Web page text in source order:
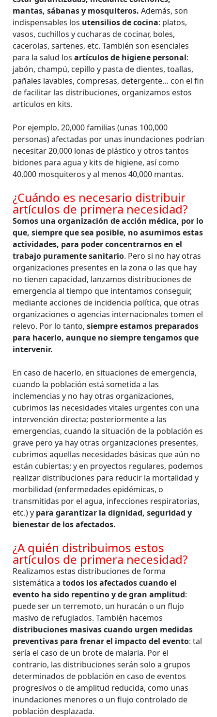
mantas, sábanas y mosquiteros. Además, son
indispensables los utensilios de cocina: platos,
vasos, cuchillos y cucharas de cocinar, boles,
cacerolas, sartenes, etc. También son esenciales
para la salud los artículos de higiene personal:
jabón, champú, cepillo y pasta de dientes, toallas,
pañales lavables, compresas, detergente… con el fin
de facilitar las distribuciones, organizamos estos
artículos en kits.
Por ejemplo, 20,000 familias (unas 100,000
personas) afectadas por unas inundaciones podrían
necesitar 20,000 lonas de plástico y otros tantos
bidones para agua y kits de higiene, así como
40.000 mosquiteros y al menos 40,000 mantas.
¿Cuándo es necesario distribuir
artículos de primera necesidad?
Somos una organización de acción médica, por lo
que, siempre que sea posible, no asumimos estas
actividades, para poder concentrarnos en el
trabajo puramente sanitario. Pero si no hay otras
organizaciones presentes en la zona o las que hay
no tienen capacidad, lanzamos distribuciones de
emergencia al tiempo que intentamos conseguir,
mediante acciones de incidencia política, que otras
organizaciones o agencias internacionales tomen el
relevo. Por lo tanto, siempre estamos preparados
para hacerlo, aunque no siempre tengamos que
intervenir.
En caso de hacerlo, en situaciones de emergencia,
cuando la población está sometida a las
inclemencias y no hay otras organizaciones,
cubrimos las necesidades vitales urgentes con una
intervención directa; posteriormente a las
emergencias, cuando la situación de la población es
grave pero ya hay otras organizaciones presentes,
cubrimos aquellas necesidades básicas que aún no
están cubiertas; y en proyectos regulares, podemos
realizar distribuciones para reducir la mortalidad y
morbilidad (enfermedades epidémicas, o
transmitidas por el agua, infecciones respiratorias,
etc.) y para garantizar la dignidad, seguridad y
bienestar de los afectados.
¿A quién distribuimos estos
artículos de primera necesidad?
Realizamos estas distribuciones de forma
sistemática a todos los afectados cuando el
evento ha sido repentino y de gran amplitud:
puede ser un terremoto, un huracán o un flujo
masivo de refugiados. También hacemos
distribuciones masivas cuando urgen medidas
preventivas para frenar el impacto del evento: tal
sería el caso de un brote de malaria. Por el
contrario, las distribuciones serán solo a grupos
determinados de población en caso de eventos
progresivos o de amplitud reducida, como unas
inundaciones menores o un flujo controlado de
población desplazada.